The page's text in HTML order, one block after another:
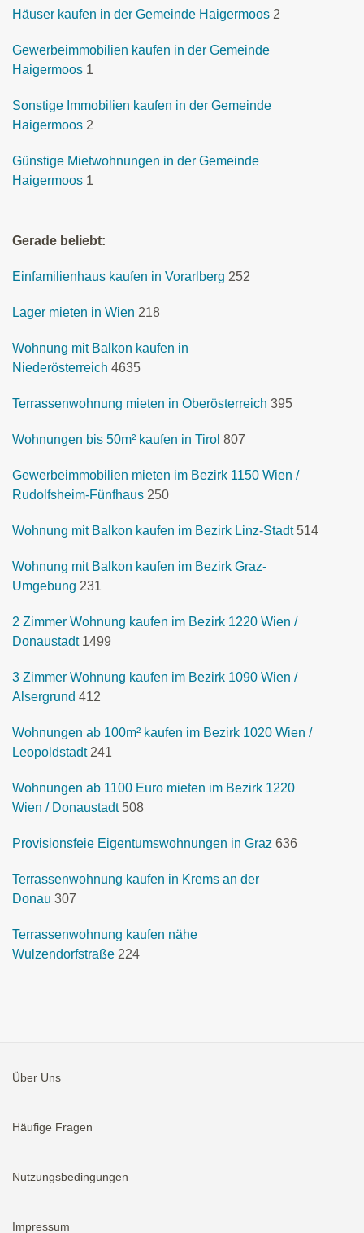
Häuser kaufen in der Gemeinde Haigermoos 2
Gewerbeimmobilien kaufen in der Gemeinde
Haigermoos 1
Sonstige Immobilien kaufen in der Gemeinde
Haigermoos 2
Günstige Mietwohnungen in der Gemeinde
Haigermoos 1
Gerade beliebt:
Einfamilienhaus kaufen in Vorarlberg 252
Lager mieten in Wien 218
Wohnung mit Balkon kaufen in
Niederösterreich 4635
Terrassenwohnung mieten in Oberösterreich 395
Wohnungen bis 50m² kaufen in Tirol 807
Gewerbeimmobilien mieten im Bezirk 1150 Wien /
Rudolfsheim-Fünfhaus 250
Wohnung mit Balkon kaufen im Bezirk Linz-Stadt 514
Wohnung mit Balkon kaufen im Bezirk Graz-
Umgebung 231
2 Zimmer Wohnung kaufen im Bezirk 1220 Wien /
Donaustadt 1499
3 Zimmer Wohnung kaufen im Bezirk 1090 Wien /
Alsergrund 412
Wohnungen ab 100m² kaufen im Bezirk 1020 Wien /
Leopoldstadt 241
Wohnungen ab 1100 Euro mieten im Bezirk 1220
Wien / Donaustadt 508
Provisionsfeie Eigentumswohnungen in Graz 636
Terrassenwohnung kaufen in Krems an der
Donau 307
Terrassenwohnung kaufen nähe
Wulzendorfstraße 224
Über Uns
Häufige Fragen
Nutzungsbedingungen
Impressum